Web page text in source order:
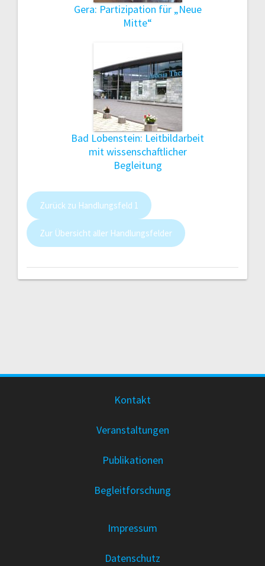
Gera: Partizipation für „Neue
Mitte“
Bad Lobenstein: Leitbildarbeit
mit wissenschaftlicher
Begleitung
Zurück zu Handlungsfeld 1
Zur Übersicht aller Handlungsfelder
Kontakt
Veranstaltungen
Publikationen
Begleitforschung
Impressum
Datenschutz